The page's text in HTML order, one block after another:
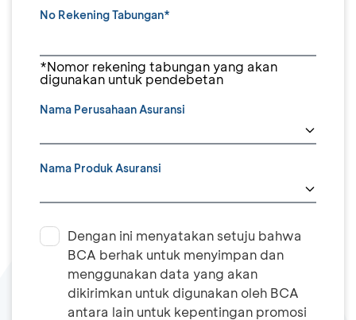
No Rekening Tabungan*
*Nomor rekening tabungan yang akan
digunakan untuk pendebetan
Nama Perusahaan Asuransi
Nama Produk Asuransi
Dengan ini menyatakan setuju bahwa
BCA berhak untuk menyimpan dan
menggunakan data yang akan
dikirimkan untuk digunakan oleh BCA
antara lain untuk kepentingan promosi